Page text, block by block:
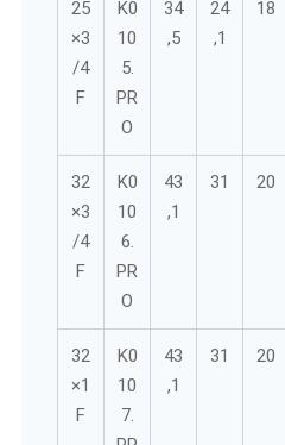
25
×3
/4
F
K0
10
5.
PR
O
34
,5
24
,1
18
32
×3
/4
F
K0
10
6.
PR
O
43
,1
31 20
32
×1
F
K0
10
7.
43
,1
31 20